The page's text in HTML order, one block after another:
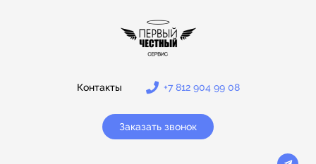
Контакты +7 812 904 99 08
Заказать звонок